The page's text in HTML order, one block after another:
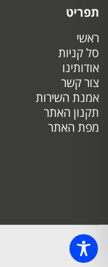
תפריט
ראשי
סל קניות
אודותינו
צור קשר
אמנת השירות
תקנון האתר
מפת האתר